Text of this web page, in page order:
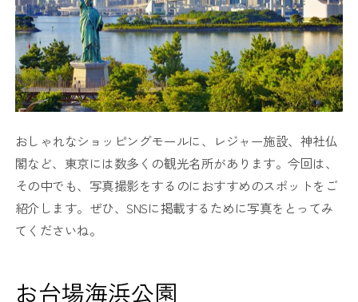
おしゃれなショッピングモールに、レジャー施設、神社仏
閣など、東京には数多くの観光名所があります。今回は、
その中でも、写真撮影をするのにおすすめのスポットをご
紹介します。ぜひ、SNSに掲載するために写真をとってみ
てくださいね。
お台場海浜公園